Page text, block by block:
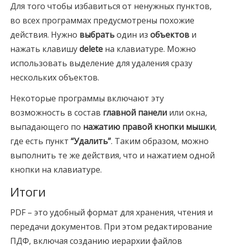
Для того чтобы избавиться от ненужных пунктов,
во всех программах предусмотрены похожие
действия. Нужно выбратьодин из объектов и
нажать клавишуdelete на клавиатуре. Можно
использовать выделение для удаления сразу
нескольких объектов.
Некоторые программы включают эту
возможность в состав главной панели или окна,
выпадающего по нажатию правой кнопки мышки,
где есть пункт “Удалить”. Таким образом, можно
выполнить те же действия, что и нажатием одной
кнопки на клавиатуре.
Итоги
PDF – это удобный формат для хранения, чтения и
передачи документов. При этом редактирование
ПДФ, включая созданию иерархии файлов